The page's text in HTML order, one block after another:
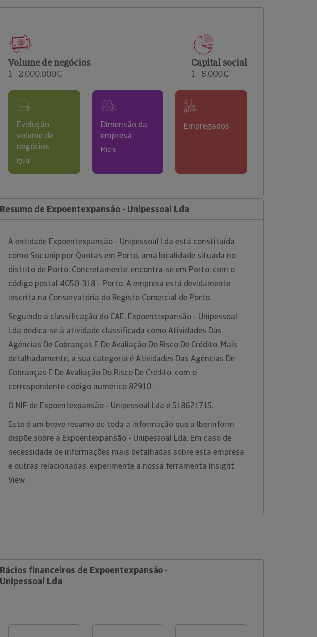
comerciais e analisar o risco de incumprimento dos
Volume de negócios
1 - 2.000.000€
Capital social
1 - 5.000€
Evolução
volume de
negócios
Igual
Dimensão da
empresa
Micro
Empregados
Resumo de Expoentexpansão - Unipessoal Lda
A entidade Expoentexpansão - Unipessoal Lda está constituída
como Soc.unip.por Quotas em Porto, uma localidade situada no
distrito de Porto. Concretamente, encontra-se em Porto, com o
código postal 4050-318 - Porto. A empresa está devidamente
inscrita na Conservatória do Registo Comercial de Porto.
Seguindo a classificação do CAE, Expoentexpansão - Unipessoal
Lda dedica-se à atividade classificada como Atividades Das
Agências De Cobranças E De Avaliação Do Risco De Crédito. Mais
detalhadamente, a sua categoria é Atividades Das Agências De
Cobranças E De Avaliação Do Risco De Crédito, com o
correspondente código numérico 82910.
O NIF de Expoentexpansão - Unipessoal Lda é 518621715.
Este é um breve resumo de toda a informação que a Iberinform
dispõe sobre a Expoentexpansão - Unipessoal Lda. Em caso de
necessidade de informações mais detalhadas sobre esta empresa
e outras relacionadas, experimente a nossa ferramenta Insight
View.
Rácios financeiros de Expoentexpansão -
Unipessoal Lda